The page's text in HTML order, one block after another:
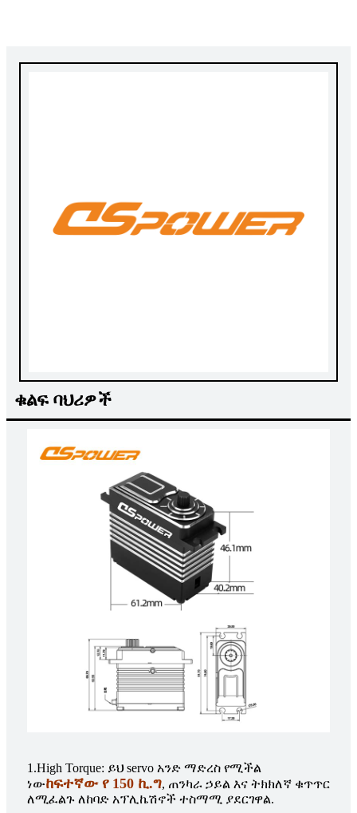
ቁልፍ ባህሪዎች
1.High Torque: ይህ servo አንድ ማድረስ የሚችል
ነውከፍተኛው የ 150 ኪ.ግ, ጠንካራ ኃይል እና ትክክለኛ ቁጥጥር
ለሚፈልጉ ለከባድ አፕሊኬሽኖች ተስማሚ ያደርገዋል.